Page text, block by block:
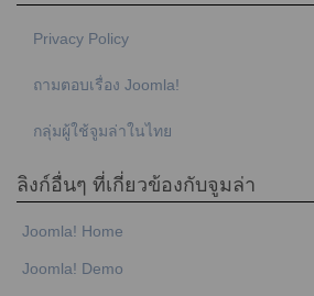
Privacy Policy
ถามตอบเรื่อง Joomla!
กลุ่มผู้ใช้จูมล่าในไทย
ลิงก์อื่นๆ ที่เกี่ยวข้องกับจูมล่า
Joomla! Home
Joomla! Demo